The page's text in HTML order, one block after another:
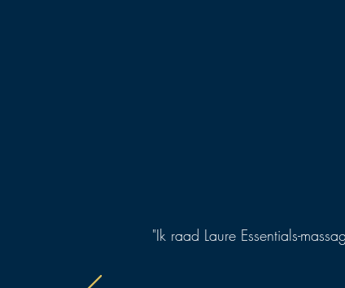
"Ik raad Laure Essentials-